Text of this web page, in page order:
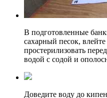
В подготовленные
сахарный песок,
простерилизовать
водой с содой и
Доведите воду до